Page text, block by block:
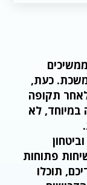
כעת,
תקופה
במיוחד, לא
פתוחות
תוכלו